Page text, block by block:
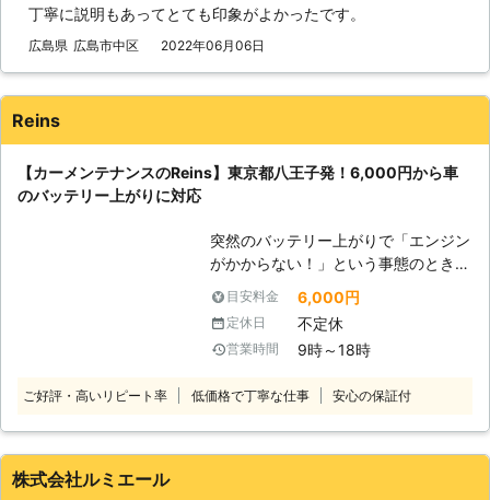
てしまったからです。車のエンジンは
バッテリー内の電気を利用して動きだ
って動かなくなってしまいます。
できます 車のバッテリーが上がって
しまったことに気づくのは、車を運転
しようとしたけれどうんともすんとも
動かないときです。実際に運転をしよ
うとしたその瞬間に気が付くので、時
間的に余裕がないことも多いでしょ
社クイックキャット」の出番です！弊
社は、24時間365日対応していま
す。毎日いつでもお客様のご依頼に備
丁寧に説明もあってとても印象がよかったです。
広島県 広島市中区 2022年06月06日
Reins
【カーメンテナンスのReins】東京都八王子発！6,000円から車
のバッテリー上がりに対応
突然のバッテリー上がりで「エンジン
がかからない！」という事態のとき、
頼れる業者を知っていると安心です。
普段は車の出張点検やクリーニングを
おこなうReinsですが、都内から神奈
川・埼玉まで車のバッテリー上がりに
ご連絡ください！ ●バッテリー上が
目安料金 6,000円
定休日 不定休
営業時間 9時～18時
ご好評・高いリピート率 低価格で丁寧な仕事 安心の保証付
株式会社ルミエール